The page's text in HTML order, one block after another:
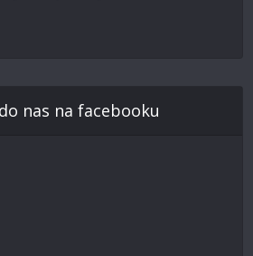
nas na facebooku